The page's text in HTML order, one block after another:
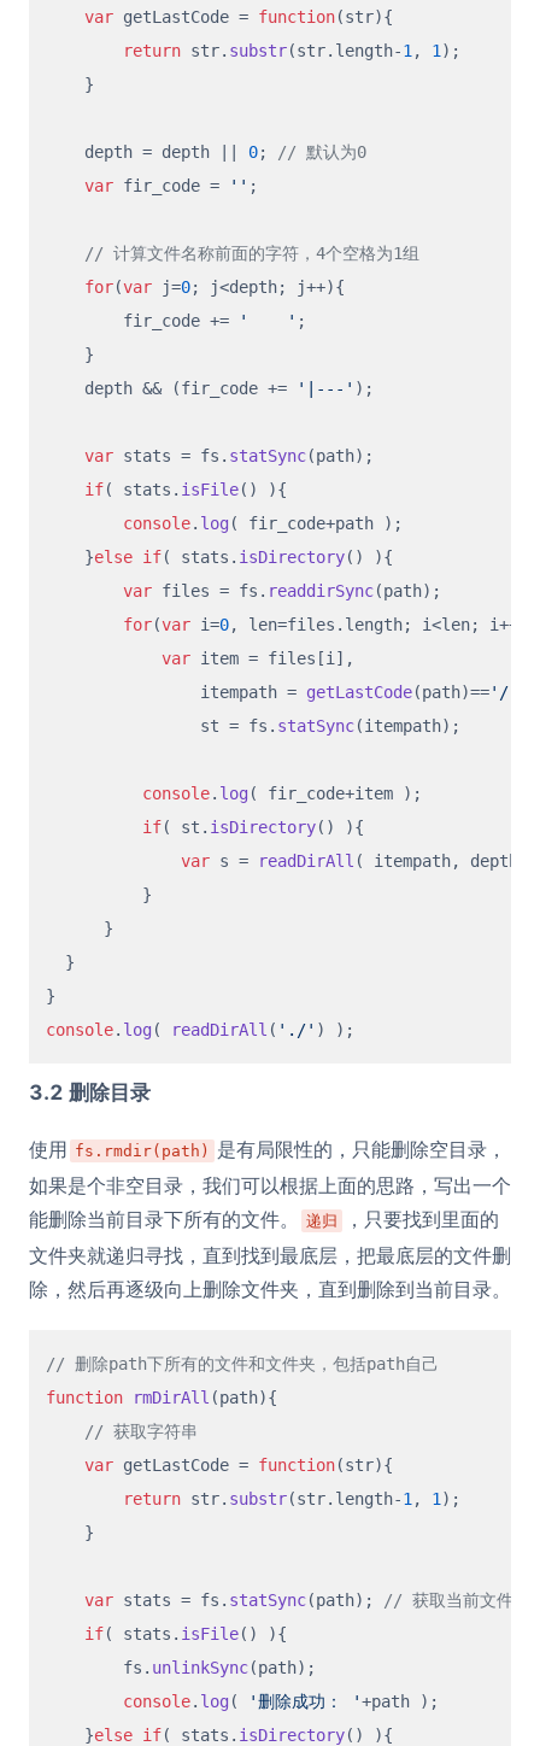
var getLastCode = function(str){
return str. substr(str. length-1, 1);
    }
    depth = depth ||
0; // 默认为0
var fir_code = '' ;
// 计算文件名称前面的字符，4个空格为1组
for(var j=0; j<depth; j++){
        fir_code +=
'    ' ;
    }
    depth && (fir_code +=
'|---' );
var stats = fs. statSync(path);
if( stats. isFile() ){
console. log ( fir_code+path );
    }
else if( stats. isDirectory() ){
var files = fs. readdirSync(path);
for(var i=0, len=files. length; i<len; i++){
var item = files[i],
                itempath =
getLastCode(path)=='/'
                st = fs.
statSync(itempath);
console. log ( fir_code+item );
if( st. isDirectory() ){
var s = readDirAll ( itempath, depth+
          }
      }
  }
console. log ( readDirAll ( './'
3.2 删除目录
使用 fs.rmdir(path)
是有局限性的，只能删除空目录，
如果是个非空目录，我们可以根据上面的思路，写出一个
能删除当前目录下所有的文件。
递归
，只要找到里面的
文件夹就递归寻找，直到找到最底层，把最底层的文件删
除，然后再逐级向上删除文件夹，直到删除到当前目录。
// 删除path下所有的文件和文件夹，包括path自己
function
rmDirAll (path){
// 获取字符串
var getLastCode = function(str){
return str. substr(str. length-1 , 1 );
    }
var stats = fs. statSync(path);
// 获取当前文件的
if( stats. isFile() ){
        fs.
unlinkSync(path);
console. log ( '删除成功： '+path );
    }
else if( stats. isDirectory() ){